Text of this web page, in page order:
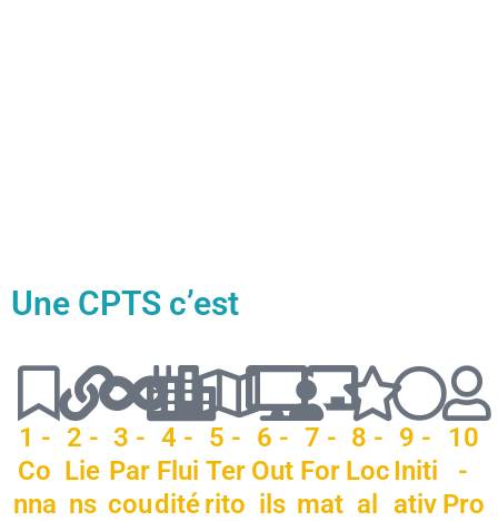
Une CPTS c’est
1 -
Co
nna
2 -
Lie
ns
3 -
Par
cou
4 -
Flui
dité
5 -
Ter
rito
6 -
Out
ils
7 -
For
mat
8 -
Loc
al
9 -
Initi
ativ
10
-
Pro